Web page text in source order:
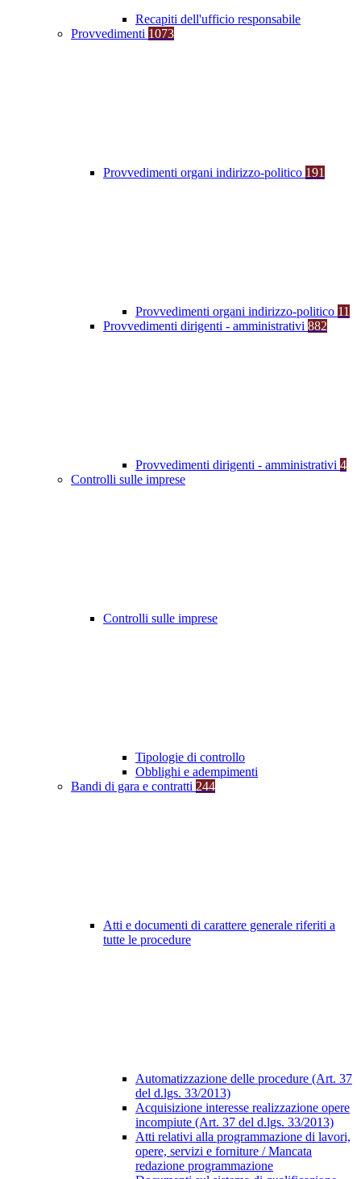
Recapiti dell'ufficio responsabile
Provvedimenti 1073
Provvedimenti organi indirizzo-politico 191
Provvedimenti organi indirizzo-politico 11
Provvedimenti dirigenti - amministrativi 882
Provvedimenti dirigenti - amministrativi 4
Controlli sulle imprese
Controlli sulle imprese
Tipologie di controllo
Obblighi e adempimenti
Bandi di gara e contratti 244
Atti e documenti di carattere generale riferiti a
tutte le procedure
Automatizzazione delle procedure (Art. 37
del d.lgs. 33/2013)
Acquisizione interesse realizzazione opere
incompiute (Art. 37 del d.lgs. 33/2013)
Atti relativi alla programmazione di lavori,
opere, servizi e forniture / Mancata
redazione programmazione